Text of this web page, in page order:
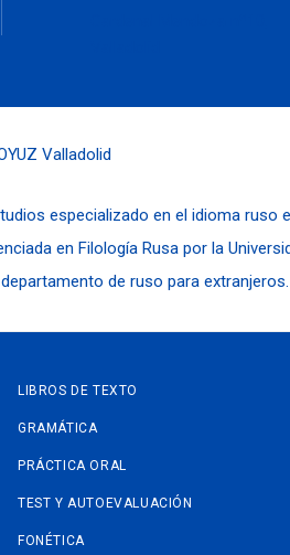
especializado en el idioma ruso
en Filología Rusa por la
de ruso para extranjeros.
LIBROS DE TEXTO
GRAMÁTICA
PRÁCTICA ORAL
TEST Y AUTOEVALUACIÓN
FONÉTICA